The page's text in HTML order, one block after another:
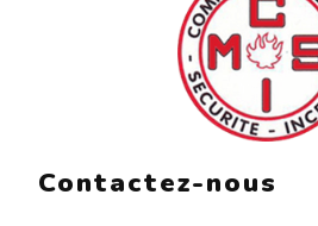
Contactez-nous